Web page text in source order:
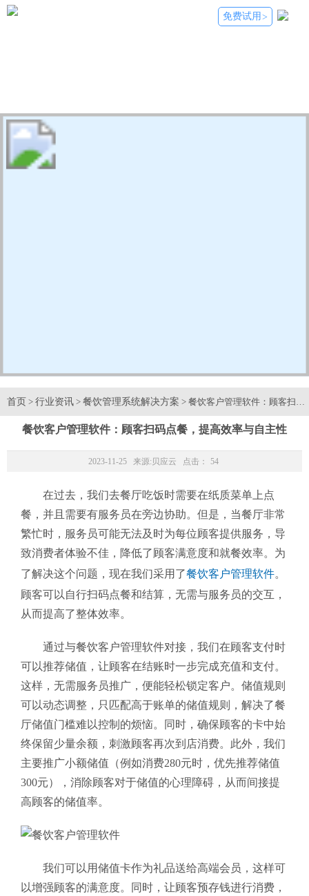
免费试用 >
首页 > 行业资讯 > 餐饮管理系统解决方案 > 餐饮客户管理软件：顾客扫
餐饮客户管理软件：顾客扫码点餐，提高效率与自主性
2023-11-25 来源: 贝应云 点击： 54
在过去，我们去餐厅吃饭时需要在纸质菜单上点
餐，并且需要有服务员在旁边协助。但是，当餐厅非常
繁忙时，服务员可能无法及时为每位顾客提供服务，导
致消费者体验不佳，降低了顾客满意度和就餐效率。为
了解决这个问题，现在我们采用了餐饮客户管理软件。
顾客可以自行扫码点餐和结算，无需与服务员的交互，
从而提高了整体效率。
通过与餐饮客户管理软件对接，我们在顾客支付时
可以推荐储值，让顾客在结账时一步完成充值和支付。
这样，无需服务员推广，便能轻松锁定客户。储值规则
可以动态调整，只匹配高于账单的储值规则，解决了餐
厅储值门槛难以控制的烦恼。同时，确保顾客的卡中始
终保留少量余额，刺激顾客再次到店消费。此外，我们
主要推广小额储值（例如消费280元时，优先推荐储值
300元），消除顾客对于储值的心理障碍，从而间接提
高顾客的储值率。
我们可以用储值卡作为礼品送给高端会员，这样可
以增强顾客的满意度。同时，让顾客预存钱进行消费，